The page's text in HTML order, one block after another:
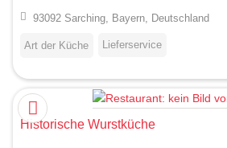
93092 Sarching, Bayern, Deutschland
Art der Küche Lieferservice
Historische Wurstküche